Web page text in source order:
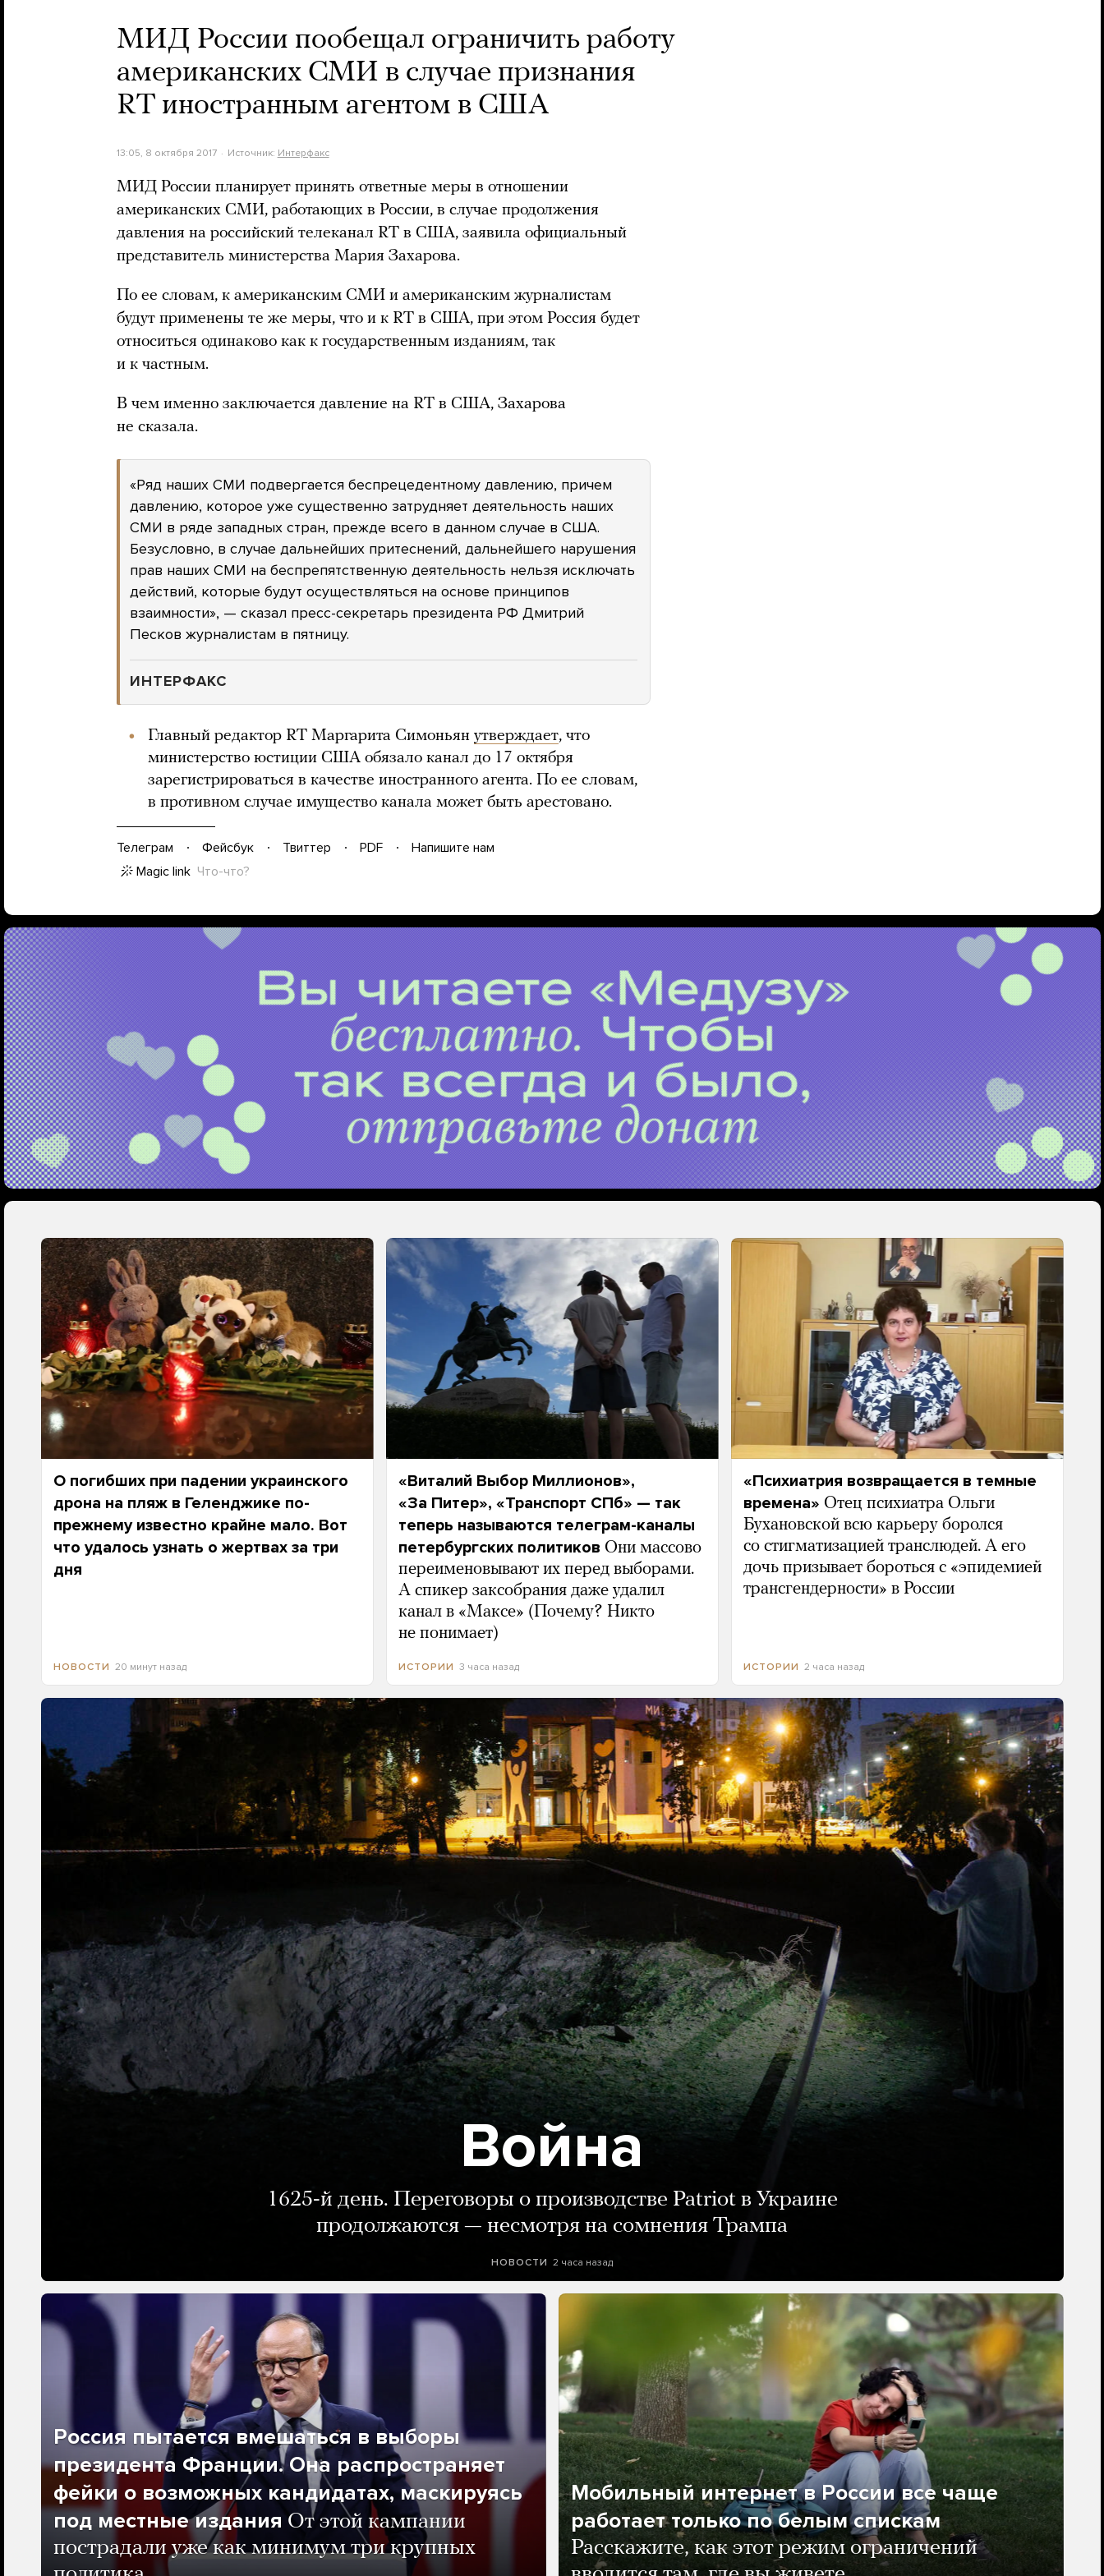
МИД России пообещал ограничить работу
американских СМИ в случае признания
RT иностранным агентом в США
13:05, 8 октября 2017 Источник: Интерфакс
МИД России планирует принять ответные меры в отношении
американских СМИ, работающих в России, в случае продолжения
давления на российский телеканал RT в США, заявила официальный
представитель министерства Мария Захарова.
По ее словам, к американским СМИ и американским журналистам
будут применены те же меры, что и к RT в США, при этом Россия будет
относиться одинаково как к государственным изданиям, так
и к частным.
В чем именно заключается давление на RT в США, Захарова
не сказала.
«Ряд наших СМИ подвергается беспрецедентному давлению, причем
давлению, которое уже существенно затрудняет деятельность наших
СМИ в ряде западных стран, прежде всего в данном случае в США.
Безусловно, в случае дальнейших притеснений, дальнейшего нарушения
прав наших СМИ на беспрепятственную деятельность нельзя исключать
действий, которые будут осуществляться на основе принципов
взаимности», — сказал пресс-секретарь президента РФ Дмитрий
Песков журналистам в пятницу.
ИНТЕРФАКС
Главный редактор RT Маргарита Симоньян утверждает, что
министерство юстиции США обязало канал до 17 октября
зарегистрироваться в качестве иностранного агента. По ее словам,
в противном случае имущество канала может быть арестовано.
Телеграм Фейсбук Твиттер PDF
Напишите нам
Magic link Что-что?
О погибших при падении украинского
дрона на пляж в Геленджике по-
прежнему известно крайне мало. Вот
что удалось узнать о жертвах за три
дня
НОВОСТИ 20 минут назад
«Виталий Выбор Миллионов»,
«За Питер», «Транспорт СПб» — так
теперь называются телеграм-каналы
петербургских политиков Они массово
переименовывают их перед выборами.
А спикер заксобрания даже удалил
канал в «Максе» (Почему? Никто
не понимает)
ИСТОРИИ 3 часа назад
«Психиатрия возвращается в темные
времена» Отец психиатра Ольги
Бухановской всю карьеру боролся
со стигматизацией транслюдей. А его
дочь призывает бороться с «эпидемией
трансгендерности» в России
ИСТОРИИ 2 часа назад
Война
1625-й день. Переговоры о производстве Patriot в Украине
продолжаются — несмотря на сомнения Трампа
НОВОСТИ 2 часа назад
Россия пытается вмешаться в выборы
президента Франции. Она распространяет
фейки о возможных кандидатах, маскируясь
под местные издания От этой кампании
пострадали уже как минимум три крупных
Мобильный интернет в России все чаще
работает только по белым спискам
Расскажите, как этот режим ограничений